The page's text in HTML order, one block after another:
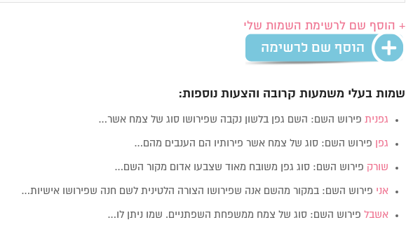
+ הוסף שם לרשימת השמות שלי
שמות בעלי משמעות קרובה והצעות נוספות:
גפנית פירוש השם: השם גפן בלשון נקבה שפירושו סוג של צמח אשר…
גפן פירוש השם: סוג של צמח אשר פירותיו הם הענבים מהם…
שורק פירוש השם: סוג גפן משובח מאוד שצבעו אדום מקור השם…
אני פירוש השם: במקור מהשם אנה שפירושו הצורה הלטינית לשם חנה שפירושו אישיות…
אשבל פירוש השם: סוג של צמח ממשפחת השפתניים. שמו ניתן לו…